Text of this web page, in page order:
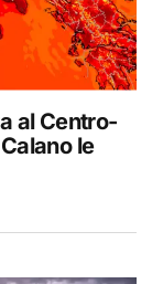
al Centro-
le